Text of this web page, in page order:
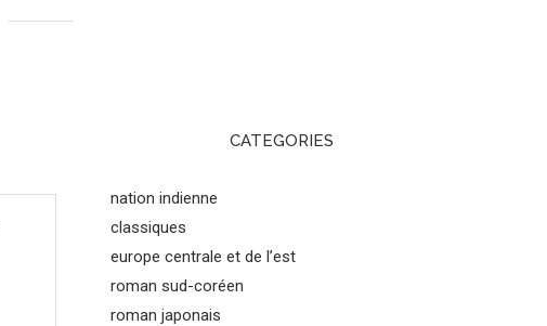
CATEGORIES
nation indienne
classiques
europe centrale et de l’est
roman sud-coréen
roman japonais